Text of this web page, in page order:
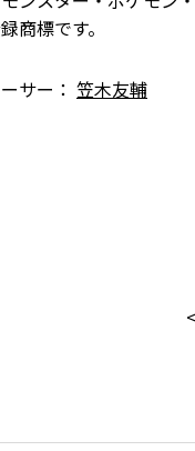
商標です。
サー： 笠木友輔
<